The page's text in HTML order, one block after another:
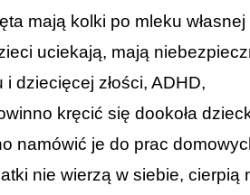
mają kolki po mleku własnej
uciekają, mają
dziecięcej złości, ADHD,
kręcić się dookoła
namówić je do prac
nie wierzą w siebie, cierpią